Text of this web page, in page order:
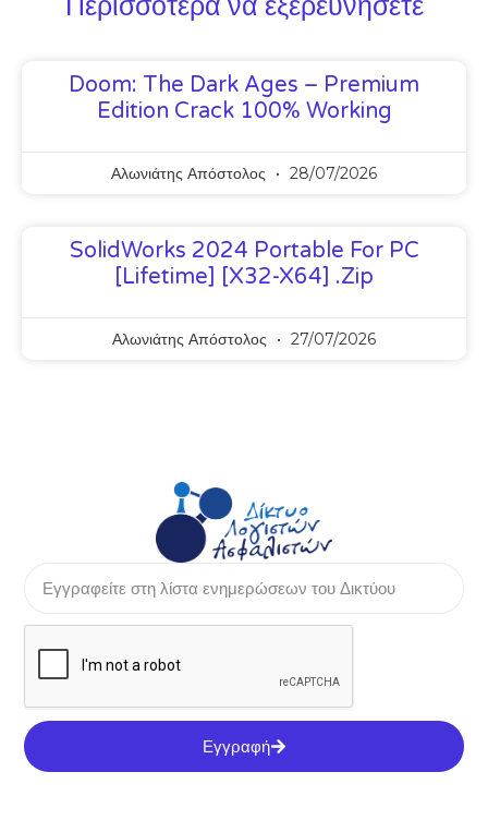
Doom: The Dark Ages – Premium
Edition Crack 100% Working
Αλωνιάτης Απόστολος 28/07/2026
SolidWorks 2024 Portable For PC
[Lifetime] [x32-X64] .zip
Αλωνιάτης Απόστολος 27/07/2026
Εγγραφή